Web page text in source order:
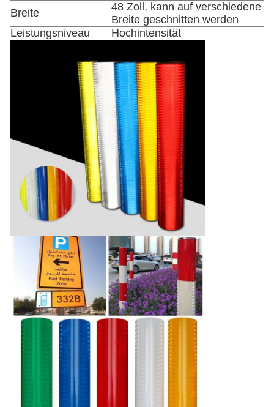
Breite
48 Zoll, kann auf verschiedene
Breite geschnitten werden
Leistungsniveau
Hochintensität